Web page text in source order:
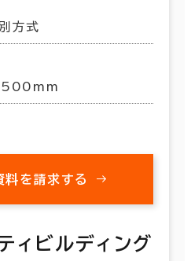
方式
料を請求する
ィビルディング